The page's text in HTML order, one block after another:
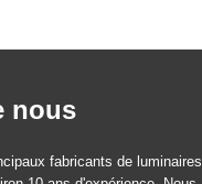
nous
fabricants de luminaires